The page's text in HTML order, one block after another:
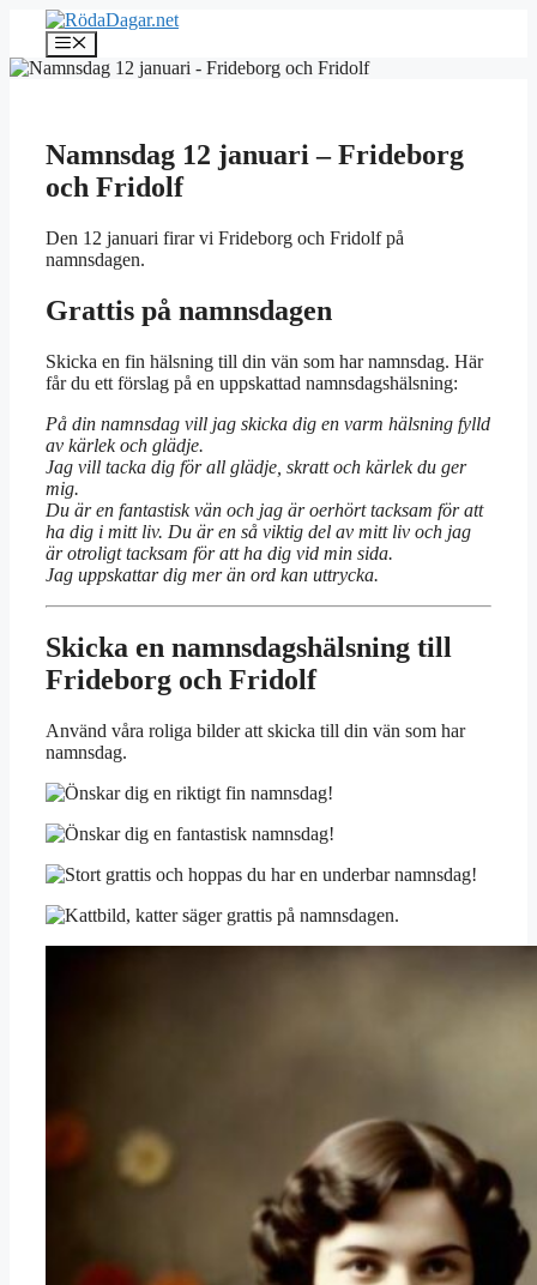
Hoppa
innehåll
Meny
Namnsdag 12 januari – Frideborg
och Fridolf
Den 12 januari firar vi Frideborg och Fridolf på
namnsdagen.
Grattis på namnsdagen
Skicka en fin hälsning till din vän som har namnsdag. Här
får du ett förslag på en uppskattad namnsdagshälsning:
På din namnsdag vill jag skicka dig en varm hälsning fylld
av kärlek och glädje.
Jag vill tacka dig för all glädje, skratt och kärlek du ger
mig.
Du är en fantastisk vän och jag är oerhört tacksam för att
ha dig i mitt liv. Du är en så viktig del av mitt liv och jag
är otroligt tacksam för att ha dig vid min sida.
Jag uppskattar dig mer än ord kan uttrycka.
Skicka en namnsdagshälsning till
Frideborg och Fridolf
Använd våra roliga bilder att skicka till din vän som har
namnsdag.